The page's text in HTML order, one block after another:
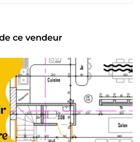
Structures en béton armé
Charpentes en bois Construction
projets
ce vendeur